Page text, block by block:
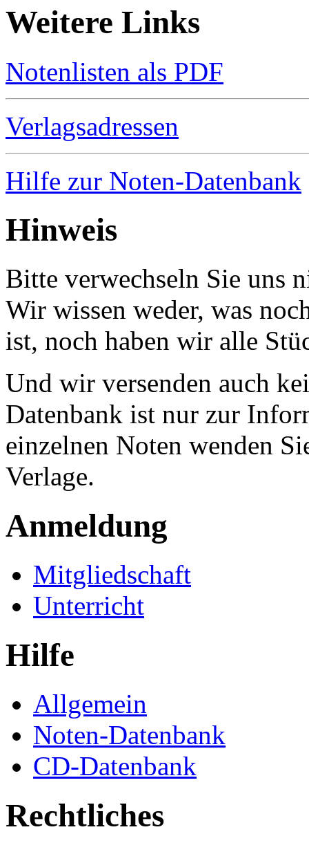
Weitere Links
Notenlisten als PDF
Verlagsadressen
Hilfe zur Noten-Datenbank
Hinweis
Bitte verwechseln Sie uns
Wir wissen weder, was
ist, noch haben wir alle
Und wir versenden auch
Datenbank ist nur zur
einzelnen Noten wenden
Verlage.
Anmeldung
Mitgliedschaft
Unterricht
Hilfe
Allgemein
Noten-Datenbank
CD-Datenbank
Rechtliches